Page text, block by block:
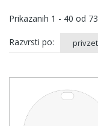
Prikazanih 1 - 40 od 73
Razvrsti po: